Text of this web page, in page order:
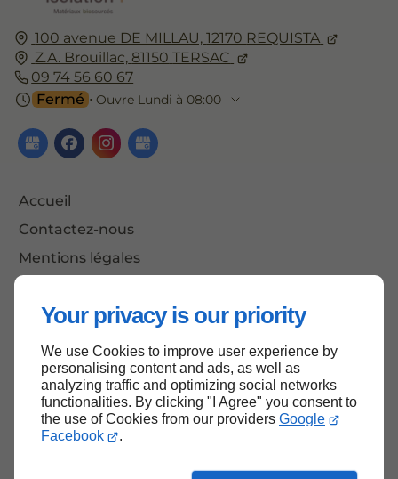
Your privacy is our priority
We use Cookies to improve user experience by
personalising content and ads, as well as
analyzing traffic and optimizing social networks
functionalities. By clicking "I Agree" you consent to
the use of Cookies from our providers Google
Facebook
.
100 avenue DE MILLAU,12170 REQUISTA
Z.A. Brouillac, 81150 TERSAC
09 74 56 60 67
Fermé ⋅ Ouvre Lundi à 08:00
Accueil
Contactez-nous
Mentions légales
Haut de page